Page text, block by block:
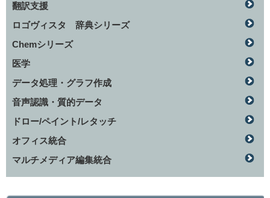
翻訳支援
ロゴヴィスタ 辞典シリーズ
Chemシリーズ
医学
データ処理・グラフ作成
音声認識・質的データ
ドロー/ペイント/レタッチ
オフィス統合
マルチメディア編集統合